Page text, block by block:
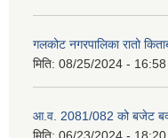
गलकोट नगरपालिका रातो
मिति: 08/25/2024 - 16:58
आ.व. 2081/082 को बजेट